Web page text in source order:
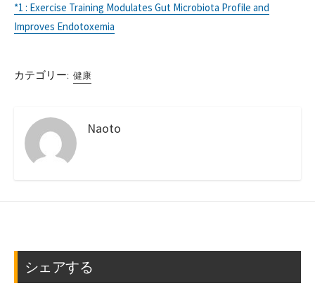
*1 : Exercise Training Modulates Gut Microbiota Profile and
Improves Endotoxemia
カテゴリー: 健康
Naoto
シェアする